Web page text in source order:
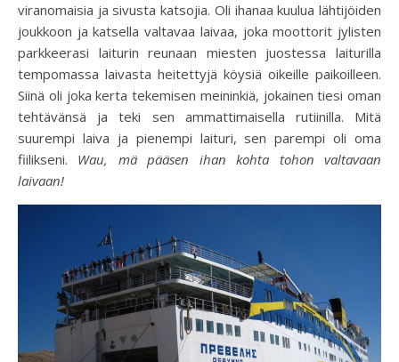
viranomaisia ja sivusta katsojia. Oli ihanaa kuulua lähtijöiden
joukkoon ja katsella valtavaa laivaa, joka moottorit jylisten
parkkeerasi laiturin reunaan miesten juostessa laiturilla
tempomassa laivasta heitettyjä köysiä oikeille paikoilleen.
Siinä oli joka kerta tekemisen meininkiä, jokainen tiesi oman
tehtävänsä ja teki sen ammattimaisella rutiinilla. Mitä
suurempi laiva ja pienempi laituri, sen parempi oli oma
fiilikseni. Wau, mä pääsen ihan kohta tohon valtavaan
laivaan!